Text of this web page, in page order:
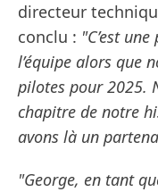
directeur
conclu : "C’est
l’équipe alors que
pilotes pour 2025.
chapitre de notre
avons là un
"George, en tant